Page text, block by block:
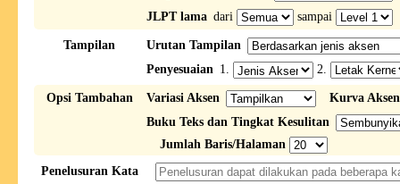
JLPT lama dari sampai
Tampilan
Urutan Tampilan
Penyesuaian 1. 2.
Opsi Tambahan Variasi Aksen
Kurva Aksen
Buku Teks dan Tingkat Kesulitan
Jumlah Baris/Halaman
Penelusuran Kata